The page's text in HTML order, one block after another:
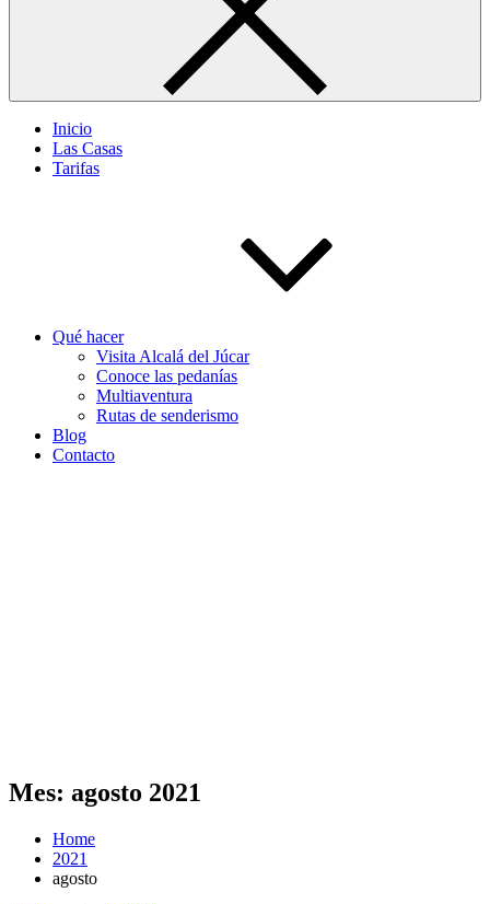
Inicio
Las Casas
Tarifas
Qué hacer
Visita Alcalá del Júcar
Conoce las pedanías
Multiaventura
Rutas de senderismo
Blog
Contacto
Mes: agosto 2021
Home
2021
agosto